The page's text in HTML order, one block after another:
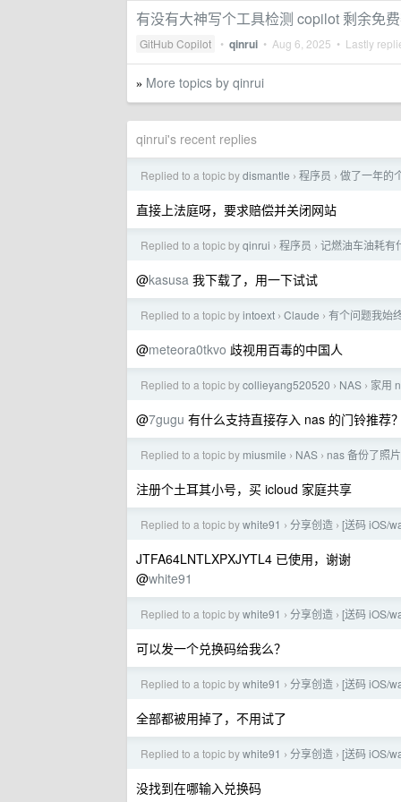
有没有大神写个工具检测 copilot 剩余免
GitHub Copilot • qinrui • Aug 6, 2025 • Lastly
» More topics by qinrui
qinrui's recent replies
Replied to a topic bydismantle › 程序员 › 做了一年的
直接上法庭呀，要求赔偿并关闭网站
Replied to a topic byqinrui › 程序员 › 记燃油车油耗有
@kasusa 我下载了，用一下试试
Replied to a topic byintoext › Claude › 有个问题我始
@meteora0tkvo 歧视用百毒的中国人
Replied to a topic bycollieyang520520 › NAS › 家用
@7gugu 有什么支持直接存入 nas 的门铃推荐
Replied to a topic by miusmile › NAS › nas 备份了照
注册个土耳其小号，买 icloud 家庭共享
Replied to a topic bywhite91 › 分享创造 › [送码 iOS/
JTFA64LNTLXPXJYTL4 已使用，谢谢
@white91
Replied to a topic bywhite91 › 分享创造 › [送码 iOS/
可以发一个兑换码给我么？
Replied to a topic bywhite91 › 分享创造 › [送码 iOS/
全部都被用掉了，不用试了
Replied to a topic bywhite91 › 分享创造 › [送码 iOS/
没找到在哪输入兑换码